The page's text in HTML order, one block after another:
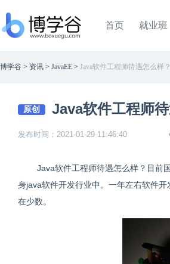
首页 就业班
博学谷 > 资讯 > JavaEE > Java软件工程师待遇怎么样？
原创 Java软件工程师
发布时间：2021-01-29 11:46:40
Java软件工程师待遇怎么样？目前
身java软件开发行业中。一年左右软件
在少数。